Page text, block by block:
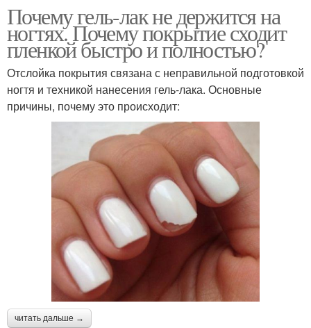
Почему гель-лак не держится на
ногтях. Почему покрытие сходит
пленкой быстро и полностью?
Отслойка покрытия связана с неправильной подготовкой
ногтя и техникой нанесения гель-лака. Основные
причины, почему это происходит:
читать дальше →